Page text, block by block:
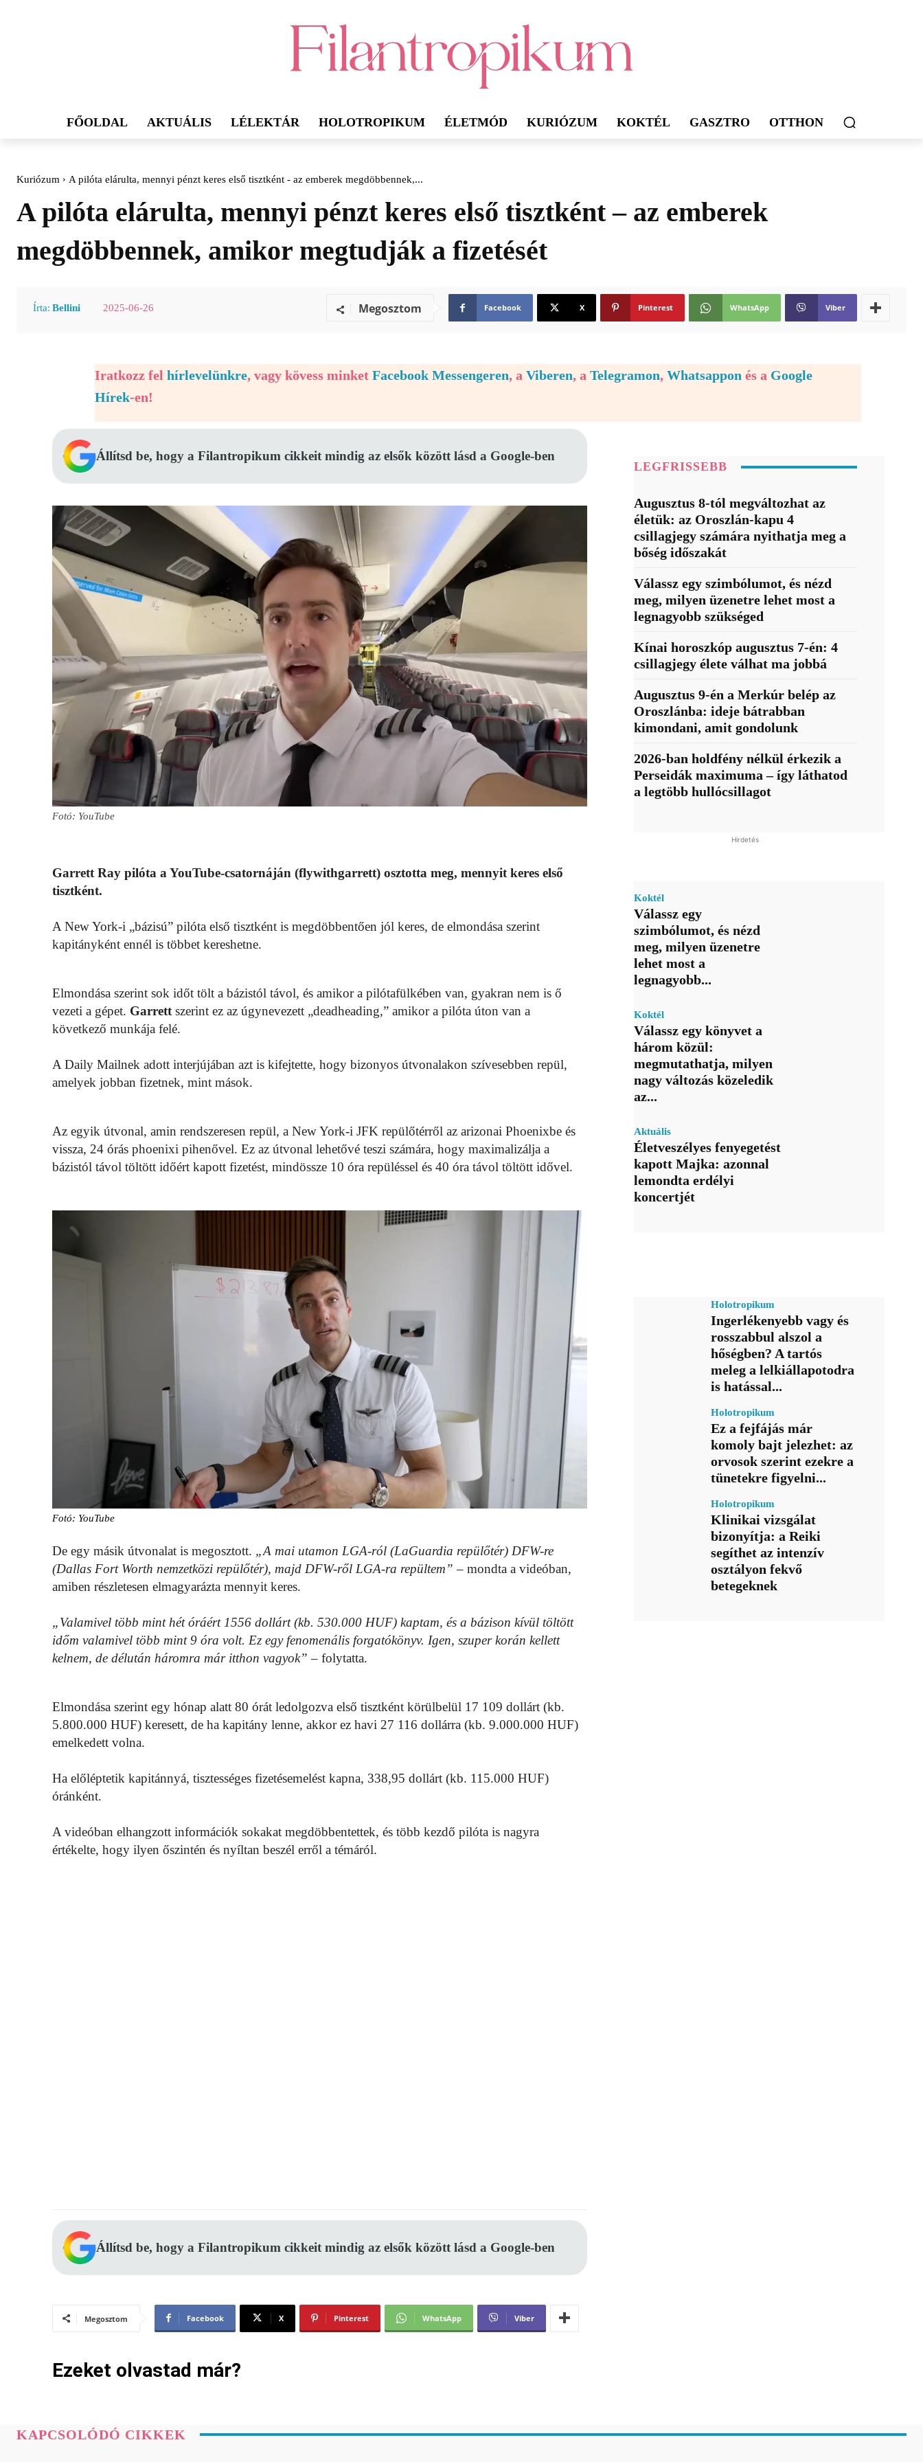
FŐOLDAL AKTUÁLIS LÉLEKTÁR HOLOTROPIKUM ÉLETMÓD KURIÓZUM KOKTÉL GASZTRO OTTHON
Kuriózum A pilóta elárulta, mennyi pénzt keres első tisztként - az emberek megdöbbennek,...
A pilóta elárulta, mennyi pénzt keres első tisztként – az emberek
megdöbbennek, amikor megtudják a fizetését
Írta: Bellini 2025-06-26 Megosztom Facebook X Pinterest WhatsApp Viber
Iratkozz fel hírlevelünkre, vagy kövess minket Facebook Messengeren, a Viberen, a Telegramon, Whatsappon és a Google
Hírek-en!
Állítsd be, hogy a Filantropikum cikkeit mindig az elsők között lásd a Google-ben
Fotó: YouTube
Garrett Ray pilóta a YouTube-csatornáján (flywithgarrett) osztotta meg, mennyit keres első
tisztként.
A New York-i „bázisú” pilóta első tisztként is megdöbbentően jól keres, de elmondása szerint
kapitányként ennél is többet kereshetne.
Elmondása szerint sok időt tölt a bázistól távol, és amikor a pilótafülkében van, gyakran nem is ő
vezeti a gépet. Garrett szerint ez az úgynevezett „deadheading,” amikor a pilóta úton van a
következő munkája felé.
A Daily Mailnek adott interjújában azt is kifejtette, hogy bizonyos útvonalakon szívesebben repül,
amelyek jobban fizetnek, mint mások.
Az egyik útvonal, amin rendszeresen repül, a New York-i JFK repülőtérről az arizonai Phoenixbe és
vissza, 24 órás phoenixi pihenővel. Ez az útvonal lehetővé teszi számára, hogy maximalizálja a
bázistól távol töltött időért kapott fizetést, mindössze 10 óra repüléssel és 40 óra távol töltött idővel.
Fotó: YouTube
De egy másik útvonalat is megosztott. „A mai utamon LGA-ról (LaGuardia repülőtér) DFW-re
(Dallas Fort Worth nemzetközi repülőtér), majd DFW-ről LGA-ra repültem” – mondta a videóban,
amiben részletesen elmagyarázta mennyit keres.
„Valamivel több mint hét óráért 1556 dollárt (kb. 530.000 HUF) kaptam, és a bázison kívül töltött
időm valamivel több mint 9 óra volt. Ez egy fenomenális forgatókönyv. Igen, szuper korán kellett
kelnem, de délután háromra már itthon vagyok” – folytatta.
Elmondása szerint egy hónap alatt 80 órát ledolgozva első tisztként körülbelül 17 109 dollárt (kb.
5.800.000 HUF) keresett, de ha kapitány lenne, akkor ez havi 27 116 dollárra (kb. 9.000.000 HUF)
emelkedett volna.
Ha előléptetik kapitánnyá, tisztességes fizetésemelést kapna, 338,95 dollárt (kb. 115.000 HUF)
óránként.
A videóban elhangzott információk sokakat megdöbbentettek, és több kezdő pilóta is nagyra
értékelte, hogy ilyen őszintén és nyíltan beszél erről a témáról.
Állítsd be, hogy a Filantropikum cikkeit mindig az elsők között lásd a Google-ben
Megosztom Facebook X Pinterest WhatsApp Viber
Ezeket olvastad már?
LEGFRISSEBB
Augusztus 8-tól megváltozhat az
életük: az Oroszlán-kapu 4
csillagjegy számára nyithatja meg a
bőség időszakát
Válassz egy szimbólumot, és nézd
meg, milyen üzenetre lehet most a
legnagyobb szükséged
Kínai horoszkóp augusztus 7-én: 4
csillagjegy élete válhat ma jobbá
Augusztus 9-én a Merkúr belép az
Oroszlánba: ideje bátrabban
kimondani, amit gondolunk
2026-ban holdfény nélkül érkezik a
Perseidák maximuma – így láthatod
a legtöbb hullócsillagot
Hirdetés
Koktél
Válassz egy
szimbólumot, és nézd
meg, milyen üzenetre
lehet most a
legnagyobb...
Koktél
Válassz egy könyvet a
három közül:
megmutathatja, milyen
nagy változás közeledik
az...
Aktuális
Életveszélyes fenyegetést
kapott Majka: azonnal
lemondta erdélyi
koncertjét
Holotropikum
Ingerlékenyebb vagy és
rosszabbul alszol a
hőségben? A tartós
meleg a lelkiállapotodra
is hatással...
Holotropikum
Ez a fejfájás már
komoly bajt jelezhet: az
orvosok szerint ezekre a
tünetekre figyelni...
Holotropikum
Klinikai vizsgálat
bizonyítja: a Reiki
segíthet az intenzív
osztályon fekvő
betegeknek
KAPCSOLÓDÓ CIKKEK